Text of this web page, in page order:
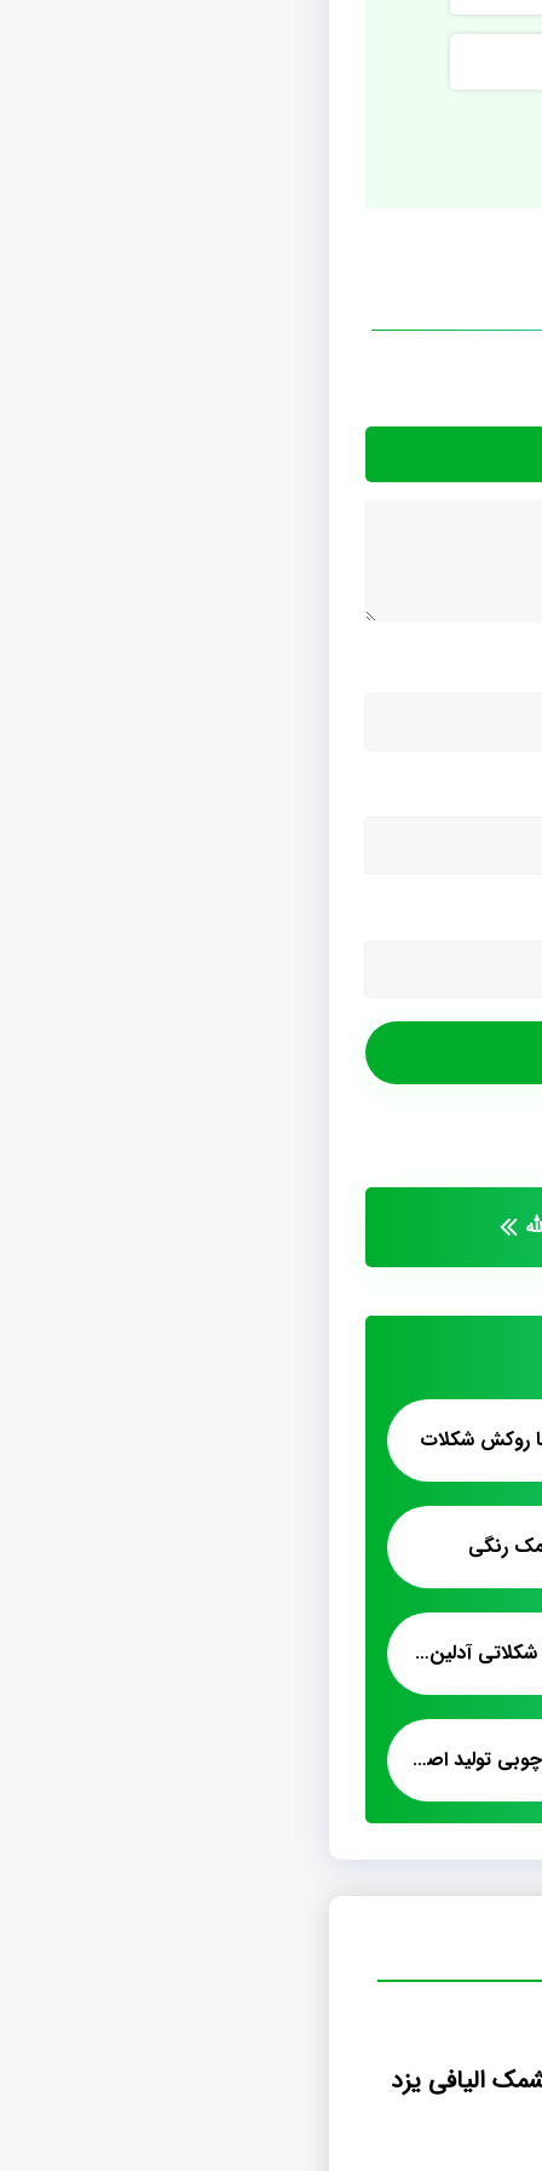
روکش شکلات
رنگی
صادرات پشمک لقمه شکلاتی آدلین به قزاقستان
قیمت خرید پشمک چوبی تولید اصفهان
الیافی یزد